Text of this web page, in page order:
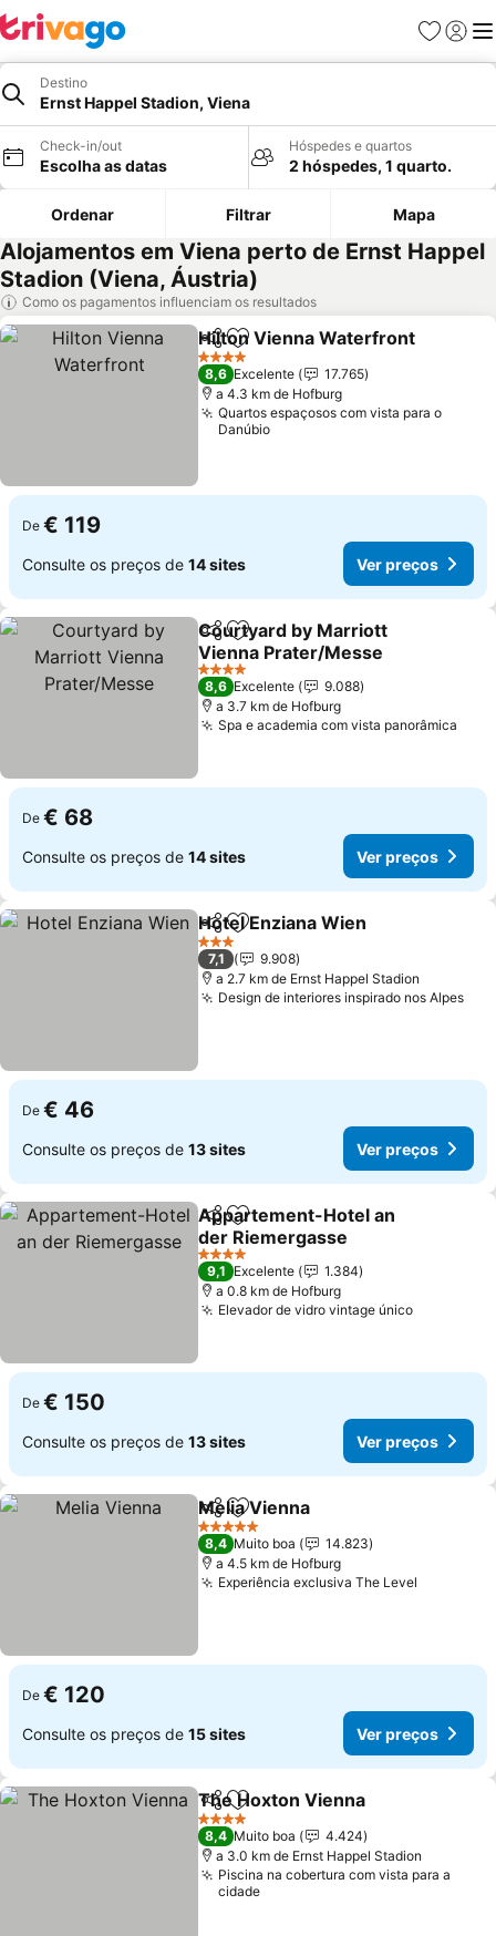
Favoritos
Iniciar
Destino
Ernst Happel Stadion, Viena
Check-in/out
Escolha as datas
Hóspedes e quartos
2 hóspedes, 1 quarto.
Ordenar Filtrar Mapa
Alojamentos em Viena perto de Ernst Happel
Stadion (Viena, Áustria)
Como os pagamentos influenciam os resultados
PartilharAdicionar aos favoritos
Hilton Vienna Waterfront
4 Estrelas
8,6 Excelente
17.765
a 4.3 km de Hofburg
Quartos espaçosos com vista para o
Danúbio
De € 119
Consulte os preços de 14 sites Ver preços
PartilharAdicionar aos favoritos
Courtyard by Marriott
Vienna Prater/Messe
4 Estrelas
8,6 Excelente
9.088
a 3.7 km de Hofburg
Spa e academia com vista panorâmica
De € 68
Consulte os preços de 14 sites Ver preços
PartilharAdicionar aos favoritos
Hotel Enziana Wien
3 Estrelas
7,1
9.908
a 2.7 km de Ernst Happel Stadion
Design de interiores inspirado nos Alpes
De € 46
Consulte os preços de 13 sites Ver preços
PartilharAdicionar aos favoritos
Appartement-Hotel an
der Riemergasse
4 Estrelas
9,1 Excelente
1.384
a 0.8 km de Hofburg
Elevador de vidro vintage único
De € 150
Consulte os preços de 13 sites Ver preços
PartilharAdicionar aos favoritos
Melia Vienna
5 Estrelas
8,4 Muito boa
14.823
a 4.5 km de Hofburg
Experiência exclusiva The Level
De € 120
Consulte os preços de 15 sites Ver preços
PartilharAdicionar aos favoritos
The Hoxton Vienna
4 Estrelas
8,4 Muito boa
4.424
a 3.0 km de Ernst Happel Stadion
Piscina na cobertura com vista para a
cidade